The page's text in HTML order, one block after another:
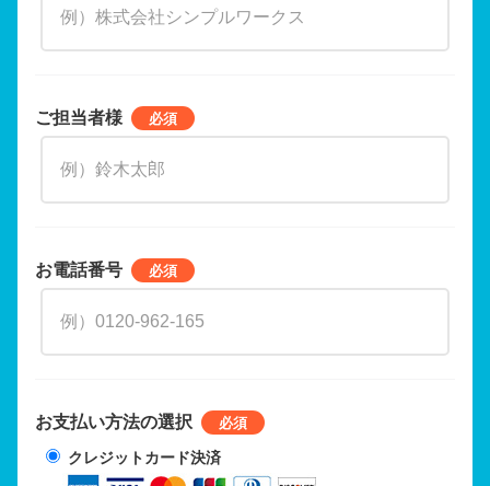
ご担当者様
お電話番号
お支払い方法の選択
クレジットカード決済